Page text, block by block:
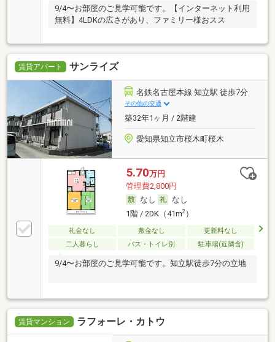
9/4〜お部屋のご見学可能です。【インターネット利用
無料】4LDKの広さがあり、ファミリー様おスス
賃貸アパート サンライズ
名鉄名古屋本線 知立駅 徒歩7分
その他の交通
築32年1ヶ月 / 2階建
愛知県知立市桜木町桜木
5.70万円
管理費2,800円
なし
なし
1階 / 2DK（41m2）
礼金なし 敷金なし
更新料なし
二人暮らし
バス・トイレ別 駐車場(近隣含)
9/4〜お部屋のご見学可能です。知立駅徒歩7分の立地
賃貸マンション ラフォーレ・カトウ